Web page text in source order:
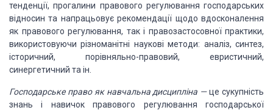
тенденції, прогалини правового регулювання господарських
відносин та напрацьовує рекомендації щодо вдосконалення
як правового регулювання, так і правозастосовної практики,
використовуючи різноманітні наукові методи: аналіз, синтез,
історичний, порівняльно-правовий, евристичний,
синергетичний та ін.
Господарськеправо як навчальна дисципліна —це сукупність
знань і навичок правового регулювання господарської